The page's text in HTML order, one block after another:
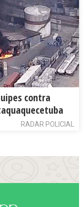
contra
RADAR POLICIAL